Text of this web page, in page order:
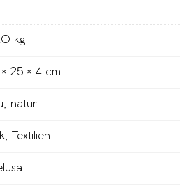
kg
25 × 4 cm
natur
Textilien